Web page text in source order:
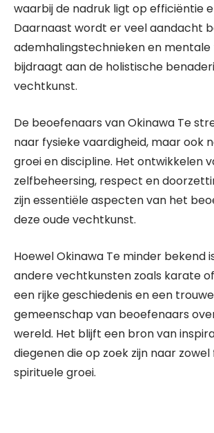
waarbij de nadruk ligt op efficiëntie
Daarnaast wordt er veel aandacht
ademhalingstechnieken en mentale
bijdraagt aan de holistische
vechtkunst.
De beoefenaars van Okinawa Te
naar fysieke vaardigheid, maar ook
groei en discipline. Het ontwikkelen
zelfbeheersing, respect en
zijn essentiële aspecten van het
deze oude vechtkunst.
Hoewel Okinawa Te minder bekend
andere vechtkunsten zoals karate
een rijke geschiedenis en een trouwe
gemeenschap van beoefenaars
wereld. Het blijft een bron van
diegenen die op zoek zijn naar zowel
spirituele groei.